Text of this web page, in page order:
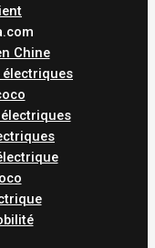
Chine